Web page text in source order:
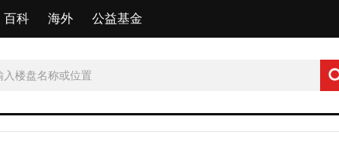
百科 海外 公益基金